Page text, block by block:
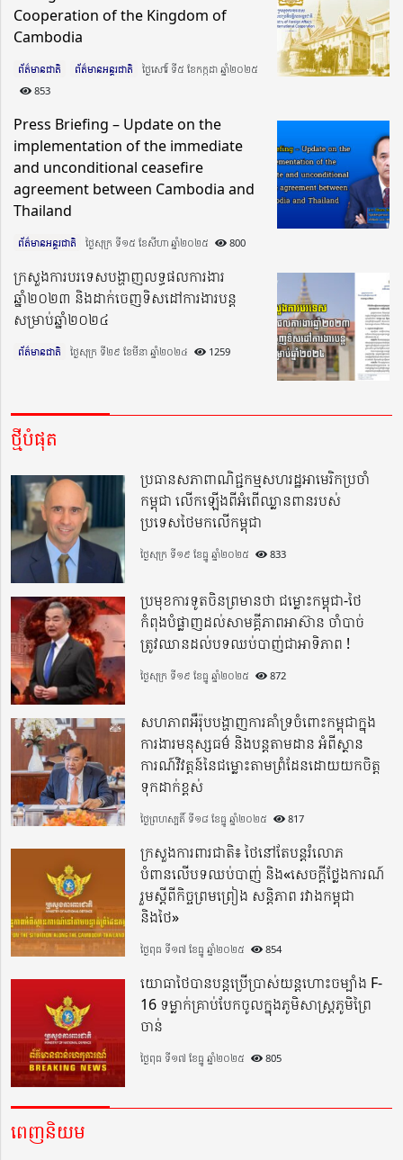
Cooperation of the Kingdom of
Cambodia
ព័ត៌មានជាតិ ព័ត៌មានអន្តរជាតិ
ថ្ងៃសៅរ៍ ទី៥ ខែកក្កដា ឆ្នាំ២០២៥​
853
Press Briefing – Update on the
implementation of the immediate
and unconditional ceasefire
agreement between Cambodia and
Thailand
ព័ត៌មានអន្តរជាតិ ថ្ងៃសុក្រ ទី១៥ ខែសីហា ឆ្នាំ២០២៥​ 800
ក្រសួងការបរទេសបង្ហាញលទ្ធផលការងារ
ឆ្នាំ២០២៣ និងដាក់ចេញទិសដៅការងារបន្ត
សម្រាប់ឆ្នាំ២០២៤
ព័ត៌មានជាតិ ថ្ងៃសុក្រ ទី២៩ ខែមីនា ឆ្នាំ២០២៤​ 1259
ថ្មីបំផុត
ប្រធានសភាពាណិជ្ជកម្មសហរដ្ឋអាមេរិកប្រចាំ
កម្ពុជា លើកឡើងពីអំពើឈ្លានពានរបស់
ប្រទេសថៃមកលើកម្ពុជា
ថ្ងៃសុក្រ ទី១៩ ខែធ្នូ ឆ្នាំ២០២៥ 833
ប្រមុខការទូតចិនព្រមានថា ជម្លោះកម្ពុជា-ថៃ
កំពុងបំផ្លាញដល់សាមគ្គីភាពអាស៊ាន ចាំបាច់
ត្រូវឈានដល់បទឈប់បាញ់ជាអាទិភាព !
ថ្ងៃសុក្រ ទី១៩ ខែធ្នូ ឆ្នាំ២០២៥ 872
សហភាពអឺរ៉ុបបង្ហាញការគាំទ្រចំពោះកម្ពុជាក្នុង
ការងារមនុស្សធម៌ និងបន្តតាមដាន អំពីស្ថាន
ការណ៍វិវត្តន៍នៃជម្លោះតាមព្រំដែនដោយយកចិត្ត
ទុកដាក់ខ្ពស់
ថ្ងៃព្រហស្បតិ៍ ទី១៨ ខែធ្នូ ឆ្នាំ២០២៥ 817
ក្រសួងការពារជាតិ៖ ថៃនៅតែបន្តរំលោភ
បំពានលើបទឈប់បាញ់ និង«សេចក្តីថ្លែងការណ៍
រួមស្តីពីកិច្ចព្រមព្រៀង សន្តិភាព រវាងកម្ពុជា
និងថៃ»
ថ្ងៃពុធ ទី១៧ ខែធ្នូ ឆ្នាំ២០២៥ 854
យោធាថៃបានបន្តប្រើប្រាស់យន្តហោះចម្បាំង F-
16 ទម្លាក់គ្រាប់បែកចូលក្នុងភូមិសាស្ត្រភូមិព្រៃ
ចាន់
ថ្ងៃពុធ ទី១៧ ខែធ្នូ ឆ្នាំ២០២៥ 805
ពេញនិយម